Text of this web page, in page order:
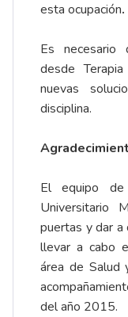
esta ocupación.
Es necesario
desde
nuevas
disciplina.
El equipo de
Universitario
puertas y dar a
llevar a cabo
área de Salud
del año 2015.